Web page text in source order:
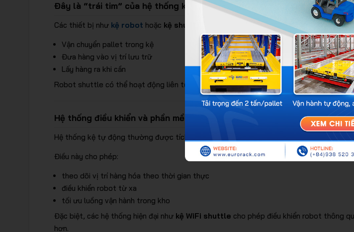
Đây là “trái tim” của hệ thống kệ tự động.
Các thiết bị như kệ robot hoặc kệ shuttle
Vận chuyển pallet trong kệ
Đưa hàng vào vị trí lưu trữ
Lấy hàng ra khi cần
Robot shuttle có thể hoạt động liên tục với độ chính xác cao, giúp giảm sự phụ thuộc
Hệ thống điều khiển và phần mềm
Hệ thống kệ tự động thường được tích hợp phần mềm quản lý như WMS (Warehouse
Điều này cho phép:
theo dõi vị trí hàng hóa theo thời gian thực
điều khiển robot từ xa
tối ưu luồng vận hành trong kho
Đặc biệt, các hệ thống hiện đại như kệ WiFi shuttle cho phép điều khiển robot thông
hơn.